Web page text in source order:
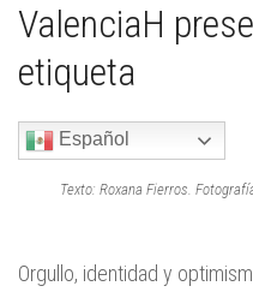
ValenciaH
etiqueta
Español
Texto: Roxana Fierros.
Orgullo, identidad y